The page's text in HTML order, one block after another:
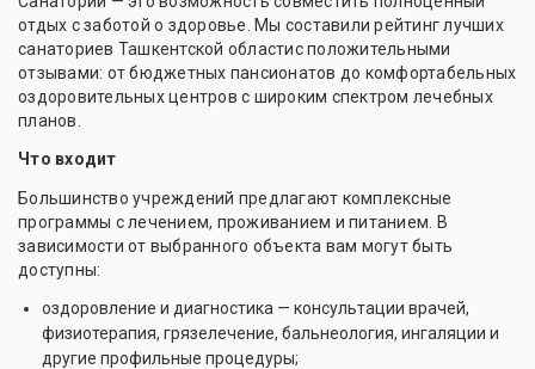
отдых с заботой о здоровье. Мы составили рейтинг лучших
санаториев Ташкентской областис положительными
отзывами: от бюджетных пансионатов до комфортабельных
оздоровительных центров с широким спектром лечебных
планов.
Что входит
Большинство учреждений предлагают комплексные
программы с лечением, проживанием и питанием. В
зависимости от выбранного объекта вам могут быть
доступны:
оздоровление и диагностика — консультации врачей,
физиотерапия, грязелечение, бальнеология, ингаляции и
другие профильные процедуры;